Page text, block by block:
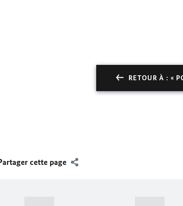
RETOUR À : «
cette page